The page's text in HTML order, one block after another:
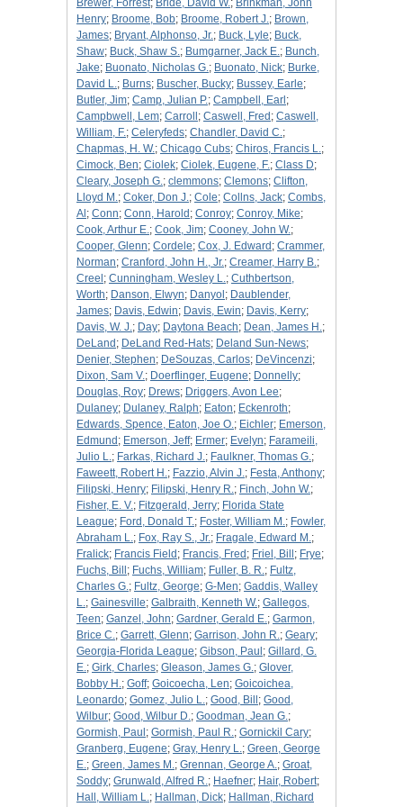
Brewer, Forrest; Bride, David W.; Brinkman, John
Henry; Broome, Bob; Broome, Robert J.; Brown,
James; Bryant, Alphonso, Jr.; Buck, Lyle; Buck,
Shaw; Buck, Shaw S.; Bumgarner, Jack E.; Bunch,
Jake; Buonato, Nicholas G.; Buonato, Nick; Burke,
David L.; Burns; Buscher, Bucky; Bussey, Earle;
Butler, Jim; Camp, Julian P.; Campbell, Earl ;
Campbwell, Lem; Carroll ; Caswell, Fred ; Caswell,
William, F.; Celeryfeds; Chandler, David C.;
Chapmas, H. W.; Chicago Cubs; Chiros, Francis L.;
Cimock, Ben; Ciolek; Ciolek, Eugene, F.; Class D;
Cleary, Joseph G.; clemmons; Clemons; Clifton,
Lloyd M.; Coker, Don J.; Cole; Collns, Jack; Combs,
Al ; Conn; Conn, Harold ; Conroy; Conroy, Mike;
Cook, Arthur E.; Cook, Jim; Cooney, John W.;
Cooper, Glenn; Cordele; Cox, J. Edward ; Crammer,
Norman; Cranford, John H., Jr.; Creamer, Harry B.;
Creel ; Cunningham, Wesley L.; Cuthbertson,
Worth; Danson, Elwyn; Danyol ; Daublender,
James; Davis, Edwin; Davis, Ewin; Davis, Kerry;
Davis, W. J.; Day; Daytona Beach; Dean, James H.;
DeLand ; DeLand Red-Hats; Deland Sun-News;
Denier, Stephen; DeSouzas, Carlos; DeVincenzi;
Dixon, Sam V.; Doerflinger, Eugene; Donnelly;
Douglas, Roy; Drews; Driggers, Avon Lee;
Dulaney; Dulaney, Ralph; Eaton; Eckenroth;
Edwards, Spence, Eaton, Joe O.; Eichler; Emerson,
Edmund ; Emerson, Jeff; Ermer; Evelyn; Farameili,
Julio L.; Farkas, Richard J.; Faulkner, Thomas G.;
Faweett, Robert H.; Fazzio, Alvin J.; Festa, Anthony;
Filipski, Henry; Filipski, Henry R.; Finch, John W.;
Fisher, E. V.; Fitzgerald, Jerry; Florida State
League; Ford, Donald T.; Foster, William M.; Fowler,
Abraham L.; Fox, Ray S., Jr.; Fragale, Edward M.;
Fralick; Francis Field ; Francis, Fred ; Friel, Bill ; Frye;
Fuchs, Bill ; Fuchs, William; Fuller, B. R.; Fultz,
Charles G.; Fultz, George; G-Men; Gaddis, Walley
L.; Gainesville; Galbraith, Kenneth W.; Gallegos,
Teen; Ganzel, John; Gardner, Gerald E.; Garmon,
Brice C.; Garrett, Glenn; Garrison, John R.; Geary;
Georgia-Florida League; Gibson, Paul ; Gillard, G.
E.; Girk, Charles; Gleason, James G.; Glover,
Bobby H.; Goff; Goicoecha, Len; Goicoichea,
Leonardo; Gomez, Julio L.; Good, Bill ; Good,
Wilbur; Good, Wilbur D.; Goodman, Jean G.;
Gormish, Paul ; Gormish, Paul R.; Gornickil Cary;
Granberg, Eugene; Gray, Henry L.; Green, George
E.; Green, James M.; Grennan, George A.; Groat,
Soddy; Grunwald, Alfred R.; Haefner; Hair, Robert;
Hall, William L.; Hallman, Dick; Hallman, Richard